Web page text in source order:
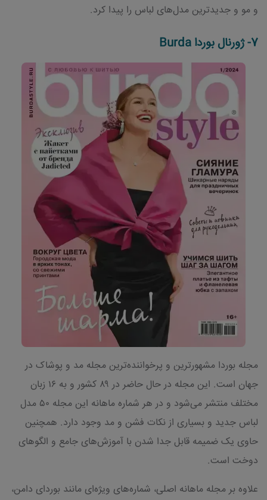
و مو و جدیدترین مدل‌های لباس را پیدا کرد.
7- ژورنال بوردا Burda
مجله بوردا مشهورترین و پرخواننده‌ترین مجله مد و پوشاک در
جهان است. این مجله در حال حاضر در ۸۹ کشور و به ۱۶ زبان
مختلف منتشر می‌شود و در هر شماره ماهانه این مجله ۵۰ مدل
لباس جدید و بسیاری از نکات فشن و مد وجود دارد. همچنین
حاوی یک ضمیمه قابل جدا شدن با آموزش‌های جامع و الگوهای
دوخت است.
علاوه بر مجله ماهانه اصلی، شماره‌های ویژه‌ای مانند بوردای دامن،